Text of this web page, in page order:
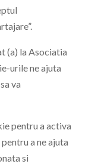
(a) la Asociatia
urile ne ajuta
va
pentru a activa
a ne ajuta
si